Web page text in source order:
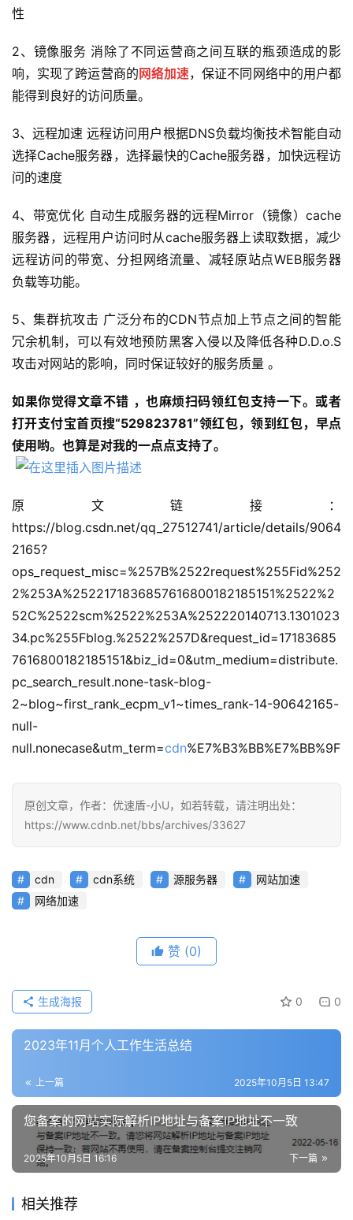
公
告
问
答
社
区
优
速
盾
动
态
性
2、镜像服务 消除了不同运营商之间互联的瓶颈造成的影
响，实现了跨运营商的网络加速，保证不同网络中的用户都
能得到良好的访问质量。
3、远程加速 远程访问用户根据DNS负载均衡技术智能自动
选择Cache服务器，选择最快的Cache服务器，加快远程访
问的速度
4、带宽优化 自动生成服务器的远程Mirror（镜像）cache
服务器，远程用户访问时从cache服务器上读取数据，减少
远程访问的带宽、分担网络流量、减轻原站点WEB服务器
负载等功能。
5、集群抗攻击 广泛分布的CDN节点加上节点之间的智能
冗余机制，可以有效地预防黑客入侵以及降低各种D.D.o.S
攻击对网站的影响，同时保证较好的服务质量 。
如果你觉得文章不错 ，也麻烦扫码领红包支持一下。或者
打开支付宝首页搜“529823781”领红包，领到红包，早点
使用哟。也算是对我的一点点支持了。
原文链接：
https://blog.csdn.net/qq_27512741/article/details/9064
2165?
ops_request_misc=%257B%2522request%255Fid%252
2%253A%2522171836857616800182185151%2522%2
52C%2522scm%2522%253A%252220140713.1301023
34.pc%255Fblog.%2522%257D&request_id=17183685
7616800182185151&biz_id=0&utm_medium=distribute.
pc_search_result.none-task-blog-
2~blog~first_rank_ecpm_v1~times_rank-14-90642165-
null-
null.nonecase&utm_term=cdn%E7%B3%BB%E7%BB%9F
原创文章，作者：优速盾-小U，如若转载，请注明出处：
https://www.cdnb.net/bbs/archives/33627
cdn cdn系统 源服务器
网站加速
网络加速
赞 (0)
0 0
生成海报
2023年11月个人工作生活总结
上一篇 2025年10月5日 13:47
您备案的网站实际解析IP地址与备案IP地址不一致
下一篇
2025年10月5日 16:16
相关推荐